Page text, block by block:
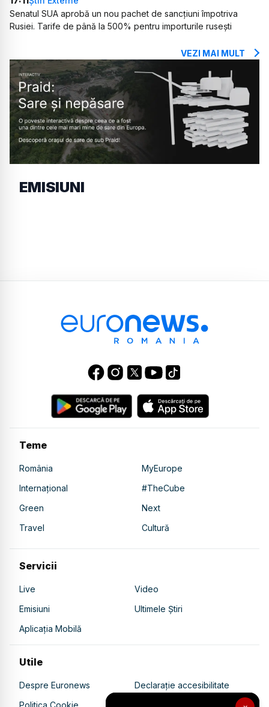
Senatul SUA aprobă un nou pachet de sancțiuni împotriva
Rusiei. Tarife de până la 500% pentru importurile rusești
VEZI MAI MULT
EMISIUNI
Teme
România
MyEurope
Internațional
#TheCube
Green
Next
Travel
Cultură
Servicii
Live
Video
Emisiuni
Ultimele Știri
Aplicația Mobilă
Utile
Despre Euronews
Declarație accesibilitate
Politica Cookie
Politica de confidențialitate